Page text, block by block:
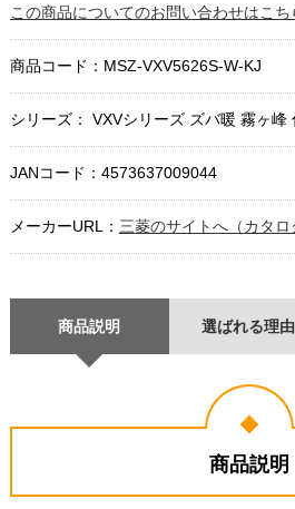
この商品についてのお問い合わせはこち
商品コード： MSZ-VXV5626S-W-KJ
シリーズ： VXVシリーズ ズバ暖 霧ヶ峰
JANコード：4573637009044
メーカーURL： 三菱のサイトへ（カタロ
商品説明 選ばれる理由
商品説明